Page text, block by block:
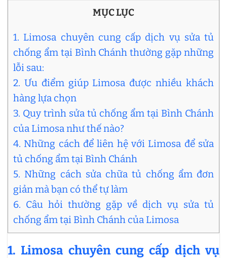
MỤC LỤC
1. Limosa chuyên cung cấp dịch vụ sửa tủ
chống ẩm tại Bình Chánh thường gặp những
lỗi sau:
2. Ưu điểm giúp Limosa được nhiều khách
hàng lựa chọn
3. Quy trình sửa tủ chống ẩm tại Bình Chánh
của Limosa như thế nào?
4. Những cách để liên hệ với Limosa để sửa
tủ chống ẩm tại Bình Chánh
5. Những cách sửa chữa tủ chống ẩm đơn
giản mà bạn có thể tự làm
6. Câu hỏi thường gặp về dịch vụ sửa tủ
chống ẩm tại Bình Chánh của Limosa
1. Limosa chuyên cung cấp dịch vụ